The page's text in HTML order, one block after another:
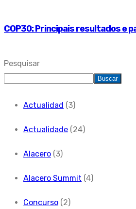
COP30: Principais resultados e
Pesquisar
Buscar
Actualidad (3)
Actualidade (24)
Alacero (3)
Alacero Summit (4)
Concurso (2)